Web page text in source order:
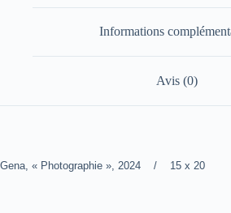
Informations
Avis (0)
Gena, « Photographie », 2024 / 15 x 20